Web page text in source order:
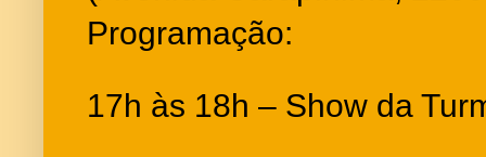
Programação:
17h às 18h – Show da